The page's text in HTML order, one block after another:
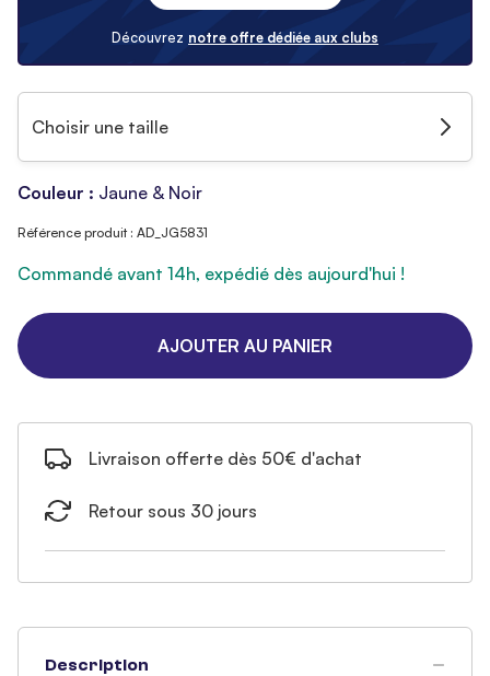
Découvrez notre offre dédiée aux clubs
Choisir une taille
Couleur : Jaune & Noir
Référence produit : AD_JG5831
Commandé avant 14h, expédié dès aujourd'hui !
AJOUTER AU PANIER
Livraison offerte dès 50€ d'achat
Retour sous 30 jours
Description